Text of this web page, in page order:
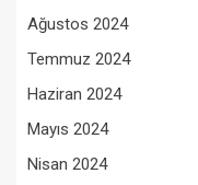
Ağustos 2024
Temmuz 2024
Haziran 2024
Mayıs 2024
Nisan 2024